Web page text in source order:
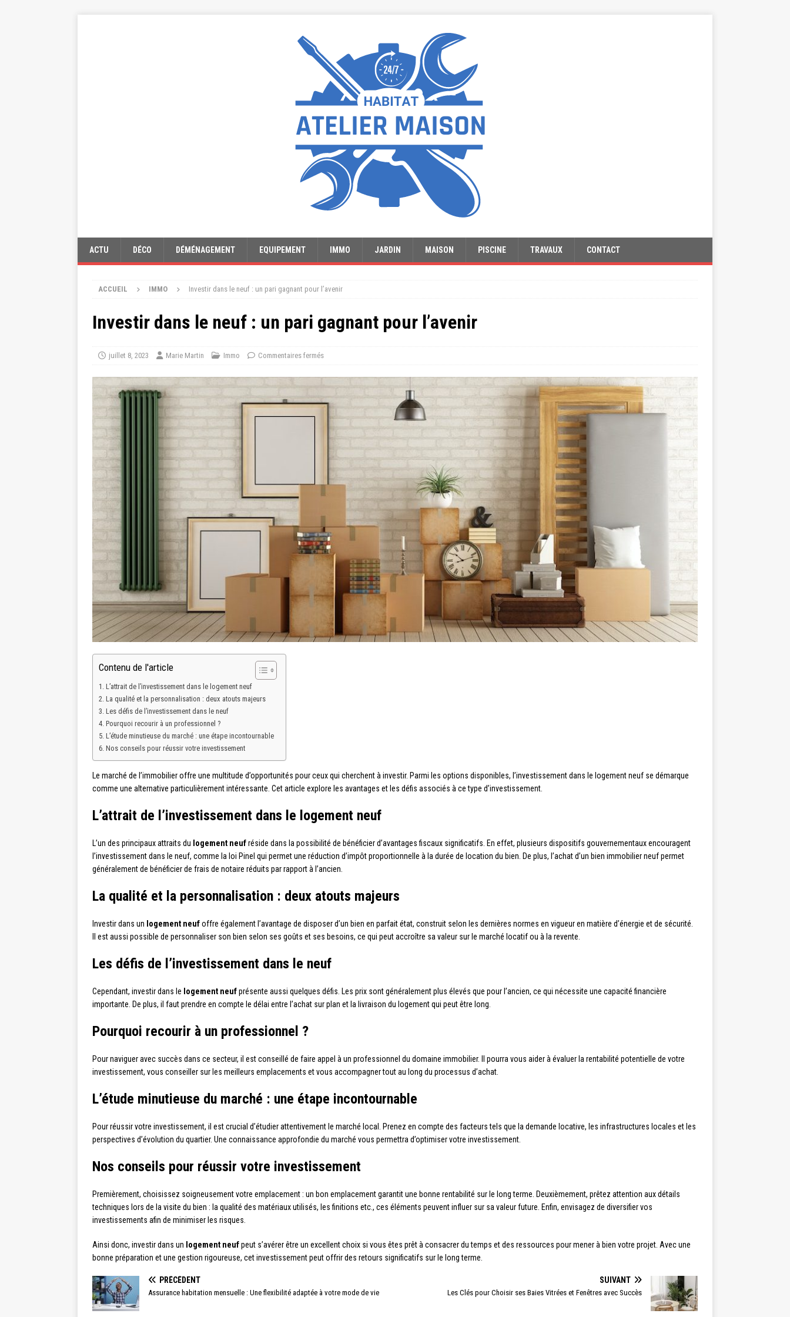
ACTU DÉCO DÉMÉNAGEMENT EQUIPEMENT IMMO JARDIN MAISON PISCINE TRAVAUX CONTACT
ACCUEIL IMMO Investir dans le neuf : un pari gagnant pour l’avenir
Investir dans le neuf : un pari gagnant pour l’avenir
juillet 8, 2023 Marie Martin Immo Commentaires fermés
Contenu de l'article
L’attrait de l’investissement dans le logement neuf
La qualité et la personnalisation : deux atouts majeurs
Les défis de l’investissement dans le neuf
Pourquoi recourir à un professionnel ?
L’étude minutieuse du marché : une étape incontournable
Nos conseils pour réussir votre investissement
Le marché de l’immobilier offre une multitude d’opportunités pour ceux qui cherchent à investir. Parmi les options disponibles, l’investissement dans le logement neuf se démarque
comme une alternative particulièrement intéressante. Cet article explore les avantages et les défis associés à ce type d’investissement.
L’attrait de l’investissement dans le logement neuf
L’un des principaux attraits du logement neufréside dans la possibilité de bénéficier d’avantages fiscaux significatifs. En effet, plusieurs dispositifs gouvernementaux encouragent
l’investissement dans le neuf, comme la loi Pinel qui permet une réduction d’impôt proportionnelle à la durée de location du bien. De plus, l’achat d’un bien immobilier neuf permet
généralement de bénéficier de frais de notaire réduits par rapport à l’ancien.
La qualité et la personnalisation : deux atouts majeurs
Investir dans un logement neufoffre également l’avantage de disposer d’un bien en parfait état, construit selon les dernières normes en vigueur en matière d’énergie et de sécurité.
Il est aussi possible de personnaliser son bien selon ses goûts et ses besoins, ce qui peut accroître sa valeur sur le marché locatif ou à la revente.
Les défis de l’investissement dans le neuf
Cependant, investir dans le logement neufprésente aussi quelques défis. Les prix sont généralement plus élevés que pour l’ancien, ce qui nécessite une capacité financière
importante. De plus, il faut prendre en compte le délai entre l’achat sur plan et la livraison du logement qui peut être long.
Pourquoi recourir à un professionnel ?
Pour naviguer avec succès dans ce secteur, il est conseillé de faire appel à un professionnel du domaine immobilier. Il pourra vous aider à évaluer la rentabilité potentielle de votre
investissement, vous conseiller sur les meilleurs emplacements et vous accompagner tout au long du processus d’achat.
L’étude minutieuse du marché : une étape incontournable
Pour réussir votre investissement, il est crucial d’étudier attentivement le marché local. Prenez en compte des facteurs tels que la demande locative, les infrastructures locales et les
perspectives d’évolution du quartier. Une connaissance approfondie du marché vous permettra d’optimiser votre investissement.
Nos conseils pour réussir votre investissement
Premièrement, choisissez soigneusement votre emplacement : un bon emplacement garantit une bonne rentabilité sur le long terme. Deuxièmement, prêtez attention aux détails
techniques lors de la visite du bien : la qualité des matériaux utilisés, les finitions etc., ces éléments peuvent influer sur sa valeur future. Enfin, envisagez de diversifier vos
investissements afin de minimiser les risques.
Ainsi donc, investir dans un logement neufpeut s’avérer être un excellent choix si vous êtes prêt à consacrer du temps et des ressources pour mener à bien votre projet. Avec une
bonne préparation et une gestion rigoureuse, cet investissement peut offrir des retours significatifs sur le long terme.
PRÉCÉDENT
Assurance habitation mensuelle : Une flexibilité adaptée à votre mode de vie
SUIVANT
Les Clés pour Choisir ses Baies Vitrées et Fenêtres avec Succès